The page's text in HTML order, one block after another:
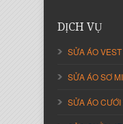
DỊCH VỤ
SỬA ÁO
SỬA ÁO SƠ
SỬA ÁO